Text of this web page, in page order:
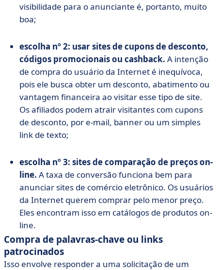
visibilidade para o anunciante é, portanto, muito
boa;
escolha nº 2: usar sites de cupons de desconto,
códigos promocionais ou cashback. A intenção
de compra do usuário da Internet é inequívoca,
pois ele busca obter um desconto, abatimento ou
vantagem financeira ao visitar esse tipo de site.
Os afiliados podem atrair visitantes com cupons
de desconto, por e-mail, banner ou um simples
link de texto;
escolha nº 3: sites de comparação de preços on-
line. A taxa de conversão funciona bem para
anunciar sites de comércio eletrônico. Os usuários
da Internet querem comprar pelo menor preço.
Eles encontram isso em catálogos de produtos on-
line.
Compra de palavras-chave ou links
patrocinados
Isso envolve responder a uma solicitação de um